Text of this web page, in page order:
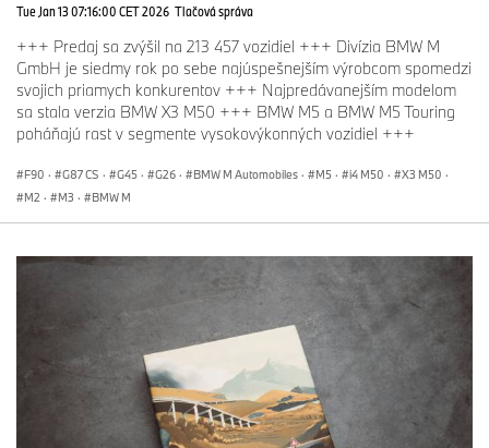
Tue Jan 13 07:16:00 CET 2026 Tlačová správa
+++ Predaj sa zvýšil na 213 457 vozidiel +++ Divízia BMW M
GmbH je siedmy rok po sebe najúspešnejším výrobcom spomedzi
svojich priamych konkurentov +++ Najpredávanejším modelom
sa stala verzia BMW X3 M50 +++ BMW M5 a BMW M5 Touring
poháňajú rast v segmente vysokovýkonných vozidiel +++
F90 · G87 CS · G45 · G26 · BMW M Automobiles · M5 · i4 M50 · X3 M50 ·
M2 · M3 · BMW M